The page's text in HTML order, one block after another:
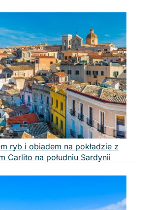
ryb i obiadem na pokładzie z
Carlito na południu Sardynii